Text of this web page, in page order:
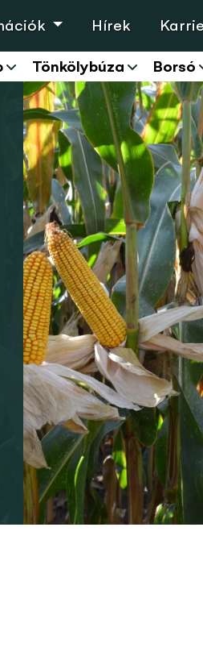
Hírek
Tönkölybúza Borsó